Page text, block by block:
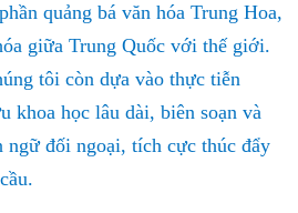
quảng bá văn hóa Trung Hoa,
giữa Trung Quốc với thế giới.
tôi còn dựa vào thực tiễn
khoa học lâu dài, biên soạn và
ngữ đối ngoại, tích cực thúc đẩy